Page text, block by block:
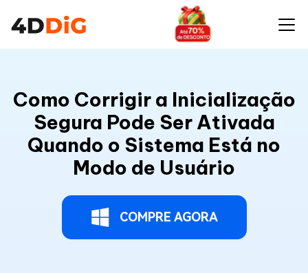
Como Corrigir a Inicialização
Segura Pode Ser Ativada
Quando o Sistema Está no
Modo de Usuário
COMPRE AGORA